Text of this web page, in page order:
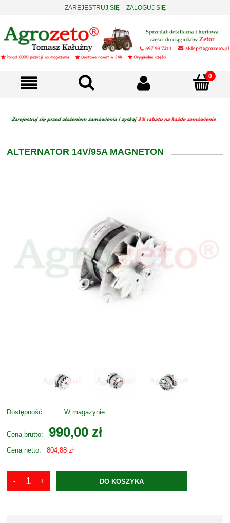
ZAREJESTRUJ SIĘ ZALOGUJ SIĘ
ALTERNATOR 14V/95A MAGNETON
Dostępność: W magazynie
Cena brutto: 990,00 zł
Cena netto: 804,88 zł
DO KOSZYKA